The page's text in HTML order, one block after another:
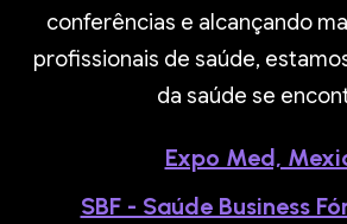
conferências e alcançando
profissionais de saúde,
da saúde se
Expo Med,
SBF - Saúde Business